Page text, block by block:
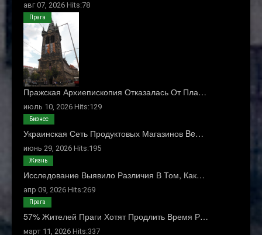
авг 07, 2026 Hits:78
Пражская Архиепископия Отказалась От Пла…
июль 10, 2026 Hits:129
Прага
Украинская Сеть Продуктовых Магазинов Be…
июнь 29, 2026 Hits:195
Бизнес
Исследование Выявило Различия В Том, Как…
апр 09, 2026 Hits:269
Жизнь
57% Жителей Праги Хотят Продлить Время Р…
март 11, 2026 Hits:337
Прага